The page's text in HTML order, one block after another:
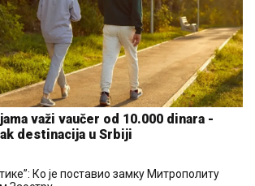
važi vaučer od 10.000 dinara -
destinacija u Srbiji
Ко је поставио замку
у Горњем Заостру